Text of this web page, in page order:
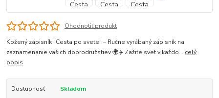
Ohodnotiť produkt
Kožený zápisník "Cesta po svete" – Ručne vyrábaný zápisník na
zaznamenanie vašich dobrodružstiev 🌍✈️ Zažite svet v každo... celý
popis
Dostupnosť
Skladom